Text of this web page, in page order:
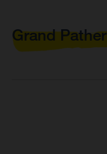
Grand Pather